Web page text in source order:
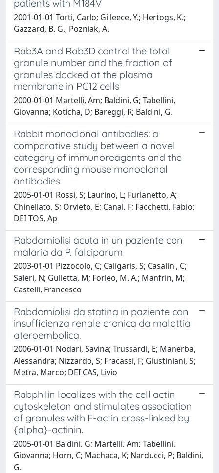
patients with M184V
2001-01-01 Torti, Carlo; Gilleece, Y.; Hertogs, K.;
Gazzard, B. G.; Pozniak, A.
Rab3A and Rab3D control the total
granule number and the fraction of
granules docked at the plasma
membrane in PC12 cells
2000-01-01 Martelli, Am; Baldini, G; Tabellini,
Giovanna; Koticha, D; Bareggi, R; Baldini, G.
Rabbit monoclonal antibodies: a
comparative study between a novel
category of immunoreagents and the
corresponding mouse monoclonal
antibodies.
2005-01-01 Rossi, S; Laurino, L; Furlanetto, A;
Chinellato, S; Orvieto, E; Canal, F; Facchetti, Fabio;
DEI TOS, Ap
Rabdomiolisi acuta in un paziente con
malaria da P. falciparum
2003-01-01 Pizzocolo, C; Caligaris, S; Casalini, C;
Saleri, N; Gulletta, M; Forleo, M. A.; Manfrin, M;
Castelli, Francesco
Rabdomiolisi da statina in paziente con
insufficienza renale cronica da malattia
ateroembolica.
2006-01-01 Nodari, Savina; Trussardi, E; Manerba,
Alessandra; Nizzardo, S; Fracassi, F; Giustiniani, S;
Metra, Marco; DEI CAS, Livio
Rabphilin localizes with the cell actin
cytoskeleton and stimulates association
of granules with F-actin cross-linked by
{alpha}-actinin.
2005-01-01 Baldini, G; Martelli, Am; Tabellini,
Giovanna; Horn, C; Machaca, K; Narducci, P; Baldini,
G.